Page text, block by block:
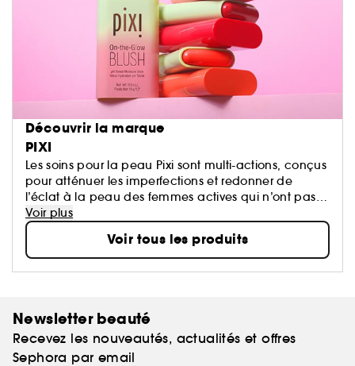
Découvrir la marque
PIXI
Les soins pour la peau Pixi sont multi-actions, conçus
pour atténuer les imperfections et redonner de
l’éclat à la peau des femmes actives qui n’ont pas
de temps à perdre. La marque offre des formules
innovantes, enrichies d'actifs et d'ingrédients
d'origine végétale.
Voir plus
Voir tous les produits
Newsletter beauté
Recevez les nouveautés, actualités et offres
Sephora par email